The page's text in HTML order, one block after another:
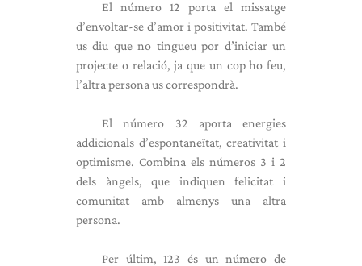
El número 12 porta el missatge
d’envoltar-se d’amor i positivitat. També
us diu que no tingueu por d’iniciar un
projecte o relació, ja que un cop ho feu,
l’altra persona us correspondrà.
El número 32 aporta energies
addicionals d’espontaneïtat, creativitat i
optimisme. Combina els números 3 i 2
dels àngels, que indiquen felicitat i
comunitat amb almenys una altra
persona.
Per últim, 123 és un número de